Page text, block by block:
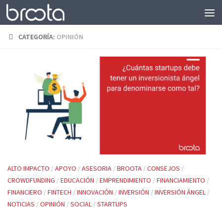
Saltar al contenido
CATEGORÍA: OPINIÓN
ALTO IMPACTO /APOYO /ASESORIA /BROOTA /CONSEJOS /
CROWDFUNDING /EDUCACIÓN /EMPRENDIMIENTO /FINANCIAMIENTO /
FINANCIERO /FINTECH /INNOVACIÓN /INVERSIÓN /INVERSIÓN ÁNGEL /
NOTICIAS /OPINIÓN /SOCIAL /STARTUPS